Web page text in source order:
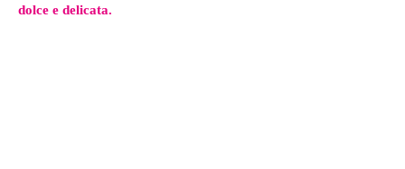
dolce e delicata.